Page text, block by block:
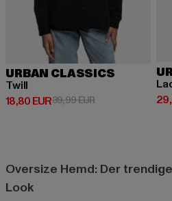
URBAN CLASSICS
Twill
18,80 EUR
Derzeitiger Preis: 18,80 EUR
39,99 EURAktionspreis:
Oversize Hemd: Der
Look